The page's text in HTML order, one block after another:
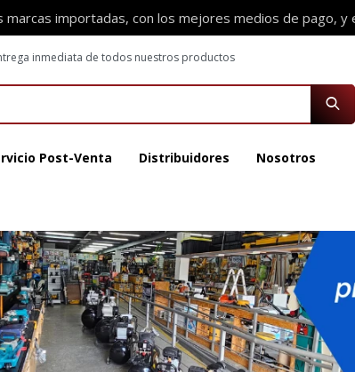
importadas, con los mejores medios de pago, y
Post-Venta Distribuidores Nosotros
inmediata de todos nuestros productos